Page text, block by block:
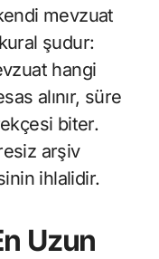
mevzuat
şudur:
hangi
alınır, süre
biter.
arşiv
ihlalidir.
Uzun